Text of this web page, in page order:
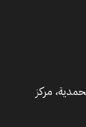
مركز